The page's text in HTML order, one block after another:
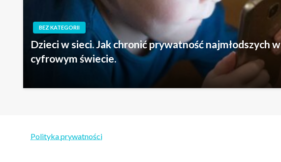
BEZ KATEGORII
Dzieci w sieci. Jak chronić prywatność najmłodszych w
cyfrowym świecie.
Polityka prywatności